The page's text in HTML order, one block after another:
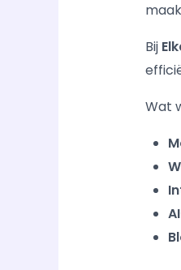
Bij
Wat